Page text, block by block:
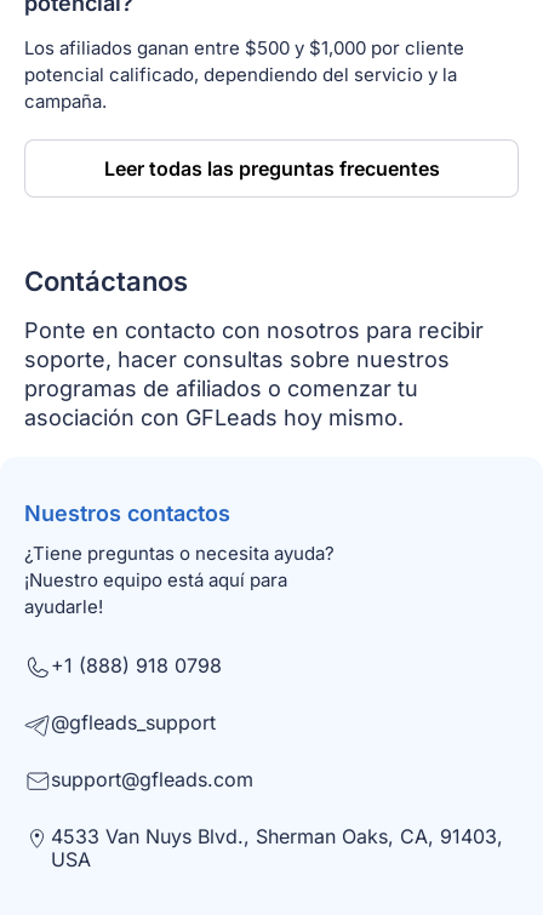
Los afiliados ganan entre $500 y $1,000 por cliente
potencial calificado, dependiendo del servicio y la
campaña.
Leer todas las preguntas frecuentes
Contáctanos
Ponte en contacto con nosotros para recibir
soporte, hacer consultas sobre nuestros
programas de afiliados o comenzar tu
asociación con GFLeads hoy mismo.
Nuestros contactos
¿Tiene preguntas o necesita ayuda?
¡Nuestro equipo está aquí para
ayudarle!
+1 (888) 918 0798
@gfleads_support
support@gfleads.com
4533 Van Nuys Blvd., Sherman Oaks, CA, 91403,
USA